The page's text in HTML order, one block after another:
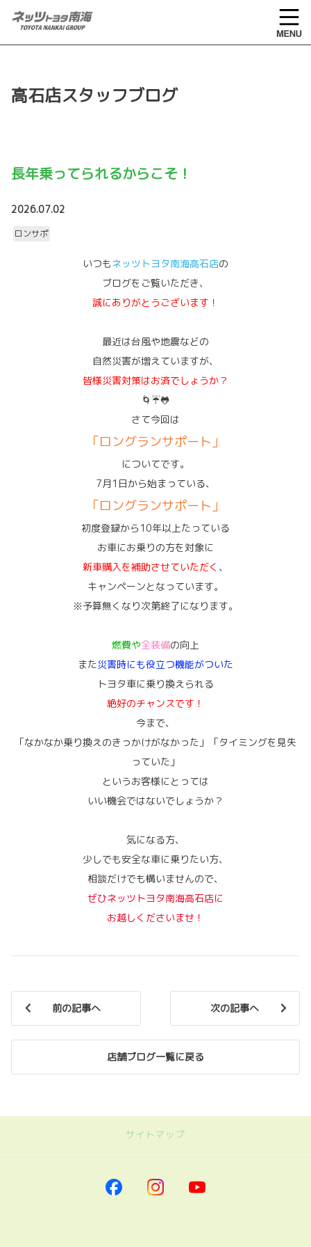
高石店スタッフブログ
長年乗ってられるからこそ！
2026.07.02
ロンサポ
いつもネッツトヨタ南海高石店の
ブログをご覧いただき、
誠にありがとうございます！
最近は台風や地震などの
自然災害が増えていますが、
皆様災害対策はお済でしょうか？
🌀☔🐸
さて今回は
「ロングランサポート」
についてです。
7月1日から始まっている、
「ロングランサポート」
初度登録から10年以上たっている
お車にお乗りの方を対象に
新車購入を補助させていただく 、
キャンペーンとな っています。
※予算無くなり次第終了になります。
燃費や全装備の向上
また災害時にも役立つ機能がついた
トヨタ車に乗り換えられる
絶好のチャンスです！
今まで、
「なかなか乗り換えのきっかけがなかった」「タイミングを見失
っていた」
というお客様にとっては
いい機会ではないでしょうか？
気になる方、
少しでも安全な車に乗りたい方、
相談だけでも構いませんので、
ぜひネッツトヨタ南海高石店に
お越しくださいませ！
前の記事へ
店舗ブログ一覧に戻る
次の記事へ
サイトマップ
｜ネッツトヨタ南海